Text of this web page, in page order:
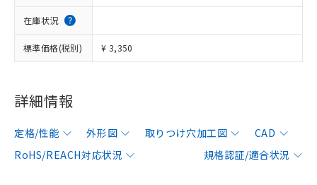
在庫状況
標準価格(税別) ¥ 3,350
詳細情報
定格/性能 外形図 取りつけ穴加工図
CAD
RoHS/REACH対応状況
規格認証/適合状況